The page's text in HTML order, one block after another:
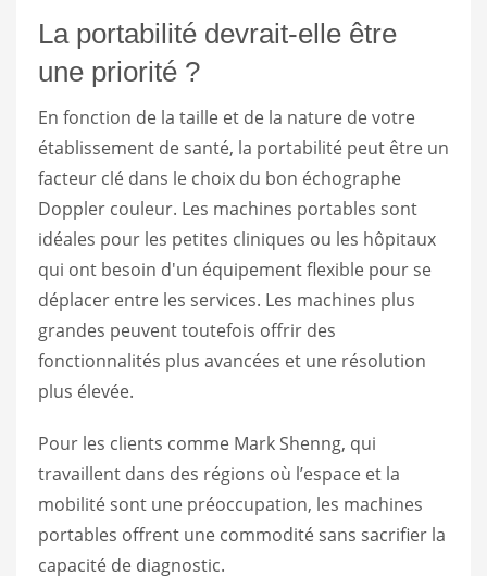
La portabilité devrait-elle être
une priorité ?
En fonction de la taille et de la nature de votre
établissement de santé, la portabilité peut être un
facteur clé dans le choix du bon échographe
Doppler couleur. Les machines portables sont
idéales pour les petites cliniques ou les hôpitaux
qui ont besoin d'un équipement flexible pour se
déplacer entre les services. Les machines plus
grandes peuvent toutefois offrir des
fonctionnalités plus avancées et une résolution
plus élevée.
Pour les clients comme Mark Shenng, qui
travaillent dans des régions où l’espace et la
mobilité sont une préoccupation, les machines
portables offrent une commodité sans sacrifier la
capacité de diagnostic.